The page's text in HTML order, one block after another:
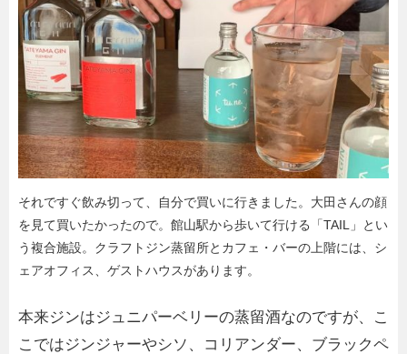
それですぐ飲み切って、自分で買いに行きました。大田さんの顔
を見て買いたかったので。館山駅から歩いて行ける「TAIL」とい
う複合施設。クラフトジン蒸留所とカフェ・バーの上階には、シ
ェアオフィス、ゲストハウスがあります。
本来ジンはジュニパーベリーの蒸留酒なのですが、こ
こではジンジャーやシソ、コリアンダー、ブラックペ